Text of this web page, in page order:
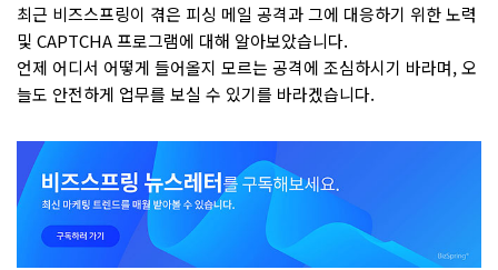
최근 비즈스프링이 겪은 피싱 메일 공격과 그에 대응하기 위한 노력
및 CAPTCHA 프로그램에 대해 알아보았습니다.
언제 어디서 어떻게 들어올지 모르는 공격에 조심하시기 바라며, 오
늘도 안전하게 업무를 보실 수 있기를 바라겠습니다.